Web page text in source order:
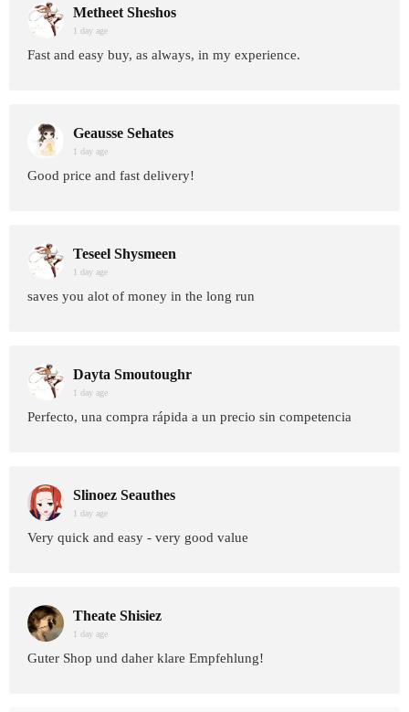
Metheet Sheshos
1 day age
Fast and easy buy, as always, in my experience.
Geausse Sehates
1 day age
Good price and fast delivery!
Teseel Shysmeen
1 day age
saves you alot of money in the long run
Dayta Smoutoughr
1 day age
Perfecto, una compra rápida a un precio sin competencia
Slinoez Seauthes
1 day age
Very quick and easy - very good value
Theate Shisiez
1 day age
Guter Shop und daher klare Empfehlung!